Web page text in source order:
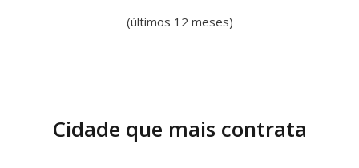
(últimos 12 meses)
Cidade que mais contrata